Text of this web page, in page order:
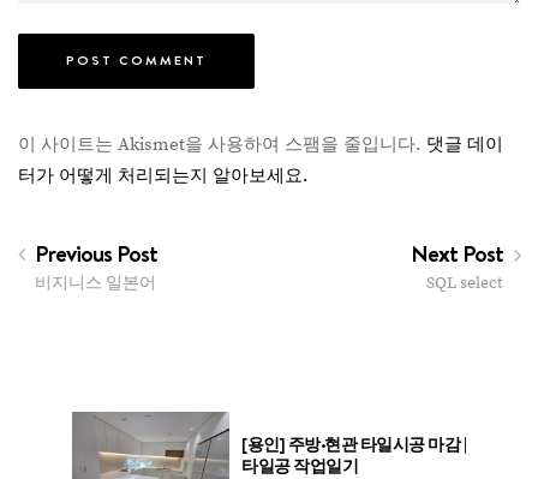
이 사이트는 Akismet을 사용하여 스팸을 줄입니다. 댓글 데이
터가 어떻게 처리되는지 알아보세요.
Previous Post
비지니스 일본어
Next Post
SQL select
[용인] 주방·현관 타일시공 마감 |
타일공 작업일기